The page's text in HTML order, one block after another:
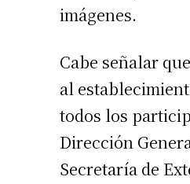
imágenes.
Cabe señalar
al
todos los
Dirección
Secretaría de